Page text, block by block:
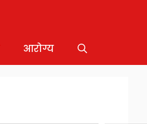
आरोग्य